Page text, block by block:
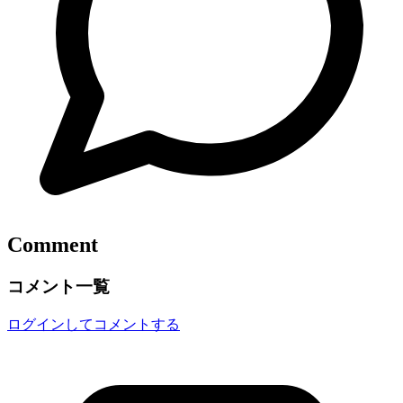
Comment
コメント一覧
ログインしてコメントする